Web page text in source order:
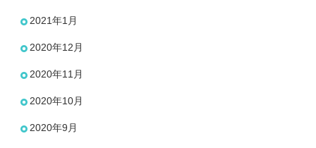
2021年1月
2020年12月
2020年11月
2020年10月
2020年9月